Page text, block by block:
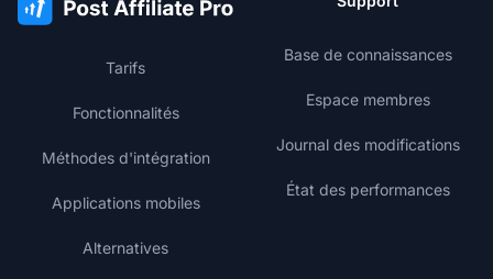
Tarifs
Fonctionnalités
Méthodes d'intégration
Applications mobiles
Alternatives
Base de connaissances
Espace membres
Journal des modifications
État des performances